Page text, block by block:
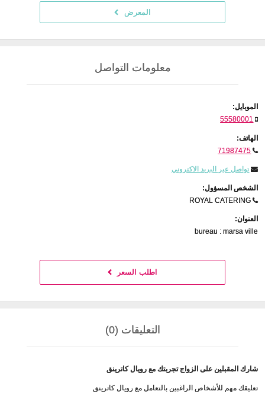
المعرض
معلومات التواصل
الموبايل:
55580001
الهاتف:
71987475
تواصل عبر البريد الاكتروني
الشخص المسؤول:
ROYAL CATERING
العنوان:
bureau : marsa ville
اطلب السعر
التعليقات (0)
شارك المقبلين على الزواج تجربتك مع رويال كاترينق
تعليقك مهم للأشخاص الراغبين بالتعامل مع رويال كاترينق